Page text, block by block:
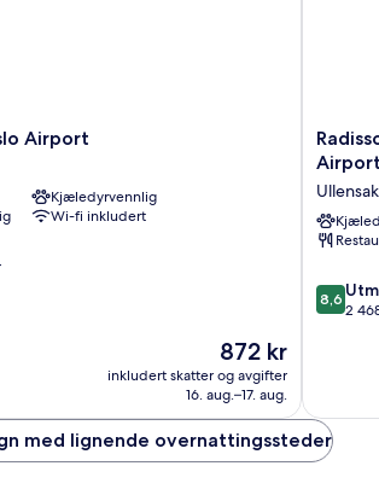
Airport
Kjæledyrvennlig
Wi-fi inkludert
Prisen
872 kr
872 kr
inkludert skatter og avgifter
16. aug.–17. aug.
Hotel
Centre
Oslo
8.6
av
8,6
2
med lignende overnattingssteder